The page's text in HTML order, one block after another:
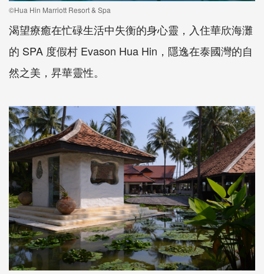
©Hua Hin Marriott Resort & Spa
渴望療癒在忙碌生活中失衡的身心靈，入住華欣海灘
的 SPA 度假村 Evason Hua Hin，隱逸在泰國灣的自
然之美，昇華靈性。